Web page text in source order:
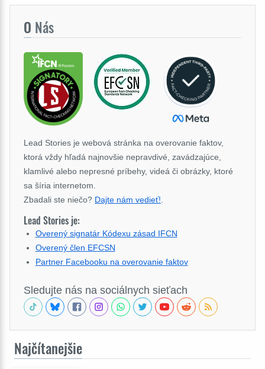
O Nás
Lead Stories je webová stránka na overovanie faktov,
ktorá vždy hľadá najnovšie nepravdivé, zavádzajúce,
klamlivé alebo nepresné príbehy, videá či obrázky, ktoré
sa šíria internetom.
Zbadali ste niečo? Dajte nám vedieť!.
Lead Stories je:
Overený signatár Kódexu zásad IFCN
Overený člen EFCSN
Partner Facebooku na overovanie faktov
Sledujte nás na sociálnych sieťach
Najčítanejšie